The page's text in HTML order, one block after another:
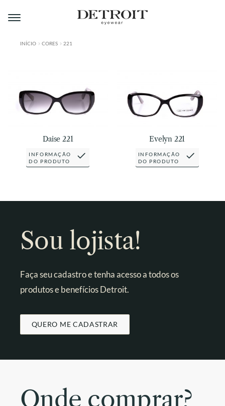
Pular
para
Pular
para
A MONTMARTRE
CONTATO
INÍCIO CORES 221
Daise 221
INFORMAÇÃO
DO PRODUTO
Evelyn 221
INFORMAÇÃO
DO PRODUTO
Sou lojista!
Faça seu cadastro e tenha acesso a todos os
produtos e benefícios Detroit.
QUERO ME CADASTRAR
Onde comprar?